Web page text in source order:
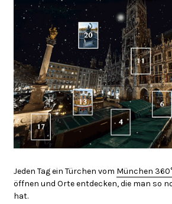
Jeden Tag ein Türchen vom München
öffnen und Orte entdecken, die man so
hat.